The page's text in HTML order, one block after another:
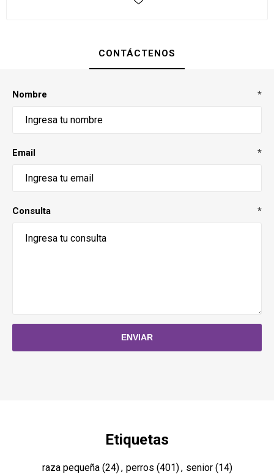
CONTÁCTENOS
Nombre *
Email *
Consulta *
Etiquetas
raza pequeña (24), perros (401), senior (14)